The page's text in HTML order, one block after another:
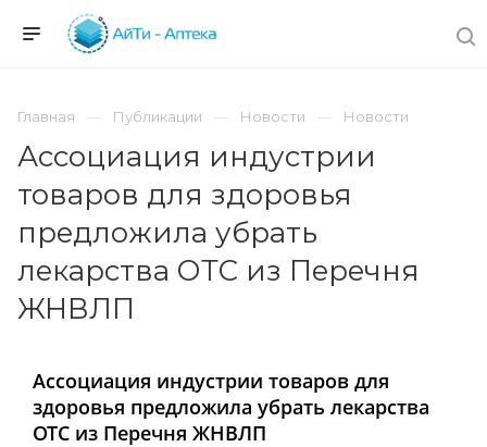
Главная Публикации Новости Новости
Ассоциация индустрии
товаров для здоровья
предложила убрать
лекарства ОТС из Перечня
ЖНВЛП
Ассоциация индустрии товаров для
здоровья предложила убрать лекарства
ОТС из Перечня ЖНВЛП